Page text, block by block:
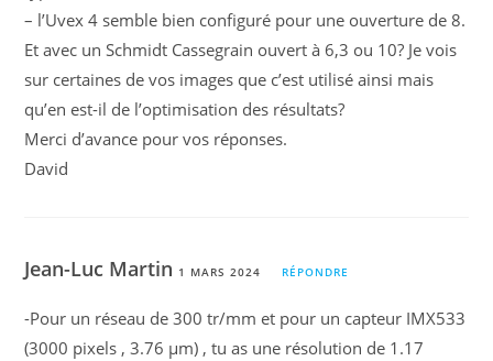
– l’Uvex 4 semble bien configuré pour une ouverture de 8.
Et avec un Schmidt Cassegrain ouvert à 6,3 ou 10? Je vois
sur certaines de vos images que c’est utilisé ainsi mais
qu’en est-il de l’optimisation des résultats?
Merci d’avance pour vos réponses.
David
Jean-Luc Martin 1 MARS 2024 RÉPONDRE
-Pour un réseau de 300 tr/mm et pour un capteur IMX533
(3000 pixels , 3.76 µm) , tu as une résolution de 1.17